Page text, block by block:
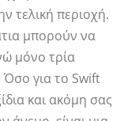
τελική περιοχή.
μπορούν να
μόνο τρία
Όσο για το Swift
και ακόμη σας